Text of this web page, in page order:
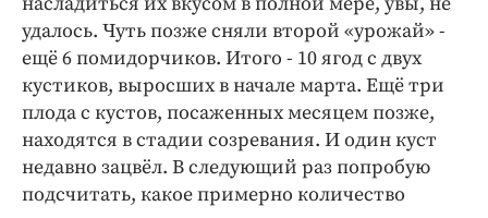
удалось. Чуть позже сняли второй «урожай» -
ещё 6 помидорчиков. Итого - 10 ягод с двух
кустиков, выросших в начале марта. Ещё три
плода с кустов, посаженных месяцем позже,
находятся в стадии созревания. И один куст
недавно зацвёл. В следующий раз попробую
подсчитать, какое примерно количество